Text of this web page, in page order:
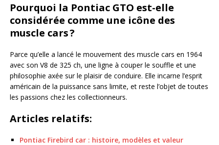
Pourquoi la Pontiac GTO est-elle
considérée comme une icône des
muscle cars ?
Parce qu’elle a lancé le mouvement des muscle cars en 1964
avec son V8 de 325 ch, une ligne à couper le souffle et une
philosophie axée sur le plaisir de conduire. Elle incarne l’esprit
américain de la puissance sans limite, et reste l’objet de toutes
les passions chez les collectionneurs.
Articles relatifs:
Pontiac Firebird car : histoire, modèles et valeur